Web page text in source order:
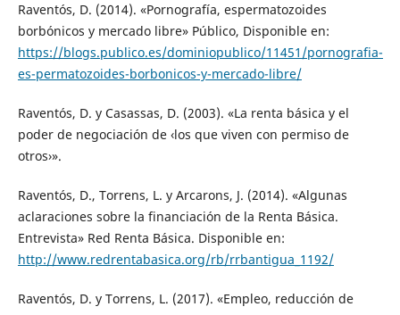
Raventós, D. (2014). «Pornografía, espermatozoides
borbónicos y mercado libre» Público, Disponible en:
https://blogs.publico.es/dominiopublico/11451/pornografia-
es-permatozoides-borbonicos-y-mercado-libre/
Raventós, D. y Casassas, D. (2003). «La renta básica y el
poder de negociación de ‹los que viven con permiso de
otros›».
Raventós, D., Torrens, L. y Arcarons, J. (2014). «Algunas
aclaraciones sobre la financiación de la Renta Básica.
Entrevista» Red Renta Básica. Disponible en:
http://www.redrentabasica.org/rb/rrbantigua_1192/
Raventós, D. y Torrens, L. (2017). «Empleo, reducción de